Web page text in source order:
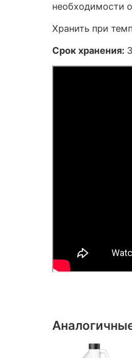
необходимости
Хранить при
Срок хранения: